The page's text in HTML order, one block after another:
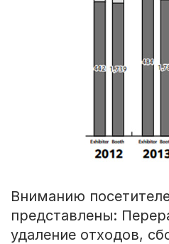
Вниманию
представлены:
удаление отходов,